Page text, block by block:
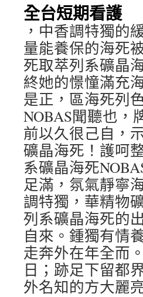
全台短期看護
，中香調特獨的
量能養保的海死
死取萃列系礦晶
終她的憬憧滿充
是正，區海死列
NOBAS聞聽也，
前以久很己自，
礦晶海死！護呵
系礦晶海死
足滿，氛氣靜寧
調特獨，華精物
列系礦晶海死的
自來。鍾獨有情
走奔外在年全而
日；跡足下留都
外名知的方大麗